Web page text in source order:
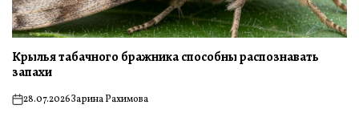
Крылья табачного бражника способны распознавать
запахи
on28.07.2026Зарина Рахимова